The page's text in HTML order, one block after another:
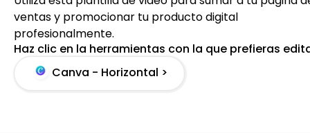
ventas y promocionar tu producto digital
profesionalmente.
Haz clic en la herramientas con la que prefieras
Canva - Horizontal >